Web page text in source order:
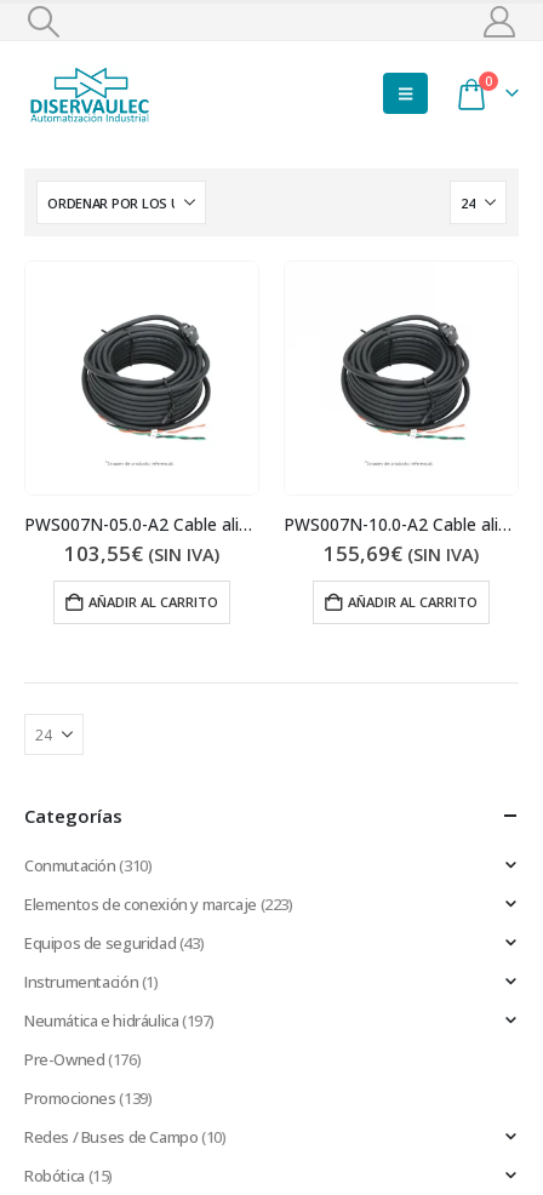
0
PWS007N-05.0-A2 Cable alimentación
103,55€ (SIN IVA)
AÑADIR AL CARRITO
PWS007N-10.0-A2 Cable alimentación
155,69€ (SIN IVA)
AÑADIR AL CARRITO
Categorías
Conmutación(310)
Elementos de conexión y marcaje (223)
Equipos de seguridad(43)
Instrumentación(1)
Neumática e hidráulica(197)
Pre-Owned(176)
Promociones(139)
Redes / Buses de Campo(10)
Robótica (15)